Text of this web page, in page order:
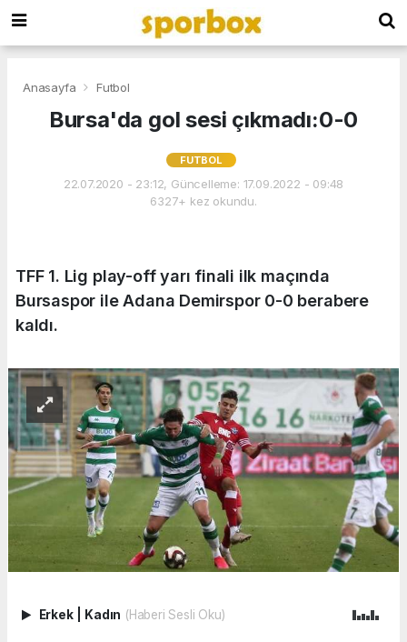
Anasayfa Futbol
Bursa'da gol sesi çıkmadı:0-0
FUTBOL
22.07.2020 - 23:12, Güncelleme: 17.09.2022 - 09:48
6327+ kez okundu.
TFF 1. Lig play-off yarı finali ilk maçında
Bursaspor ile Adana Demirspor 0-0 berabere
kaldı.
Erkek Kadın (Haberi Sesli Oku)